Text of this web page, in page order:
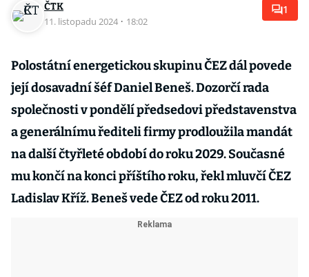
ČTK
11. listopadu 2024 · 18:02
1
Polostátní energetickou skupinu ČEZ dál povede
její dosavadní šéf Daniel Beneš. Dozorčí rada
společnosti v pondělí předsedovi představenstva
a generálnímu řediteli firmy prodloužila mandát
na další čtyřleté období do roku 2029. Současné
mu končí na konci příštího roku, řekl mluvčí ČEZ
Ladislav Kříž. Beneš vede ČEZ od roku 2011.